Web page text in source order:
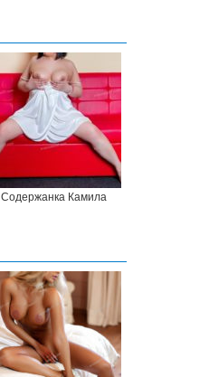
Содержанка Камила